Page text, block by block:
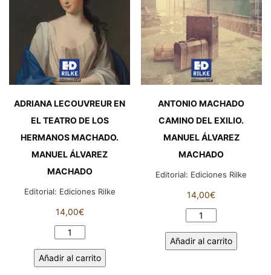
MANUEL
ÁLVAREZ
MACHADO
cantidad
ADRIANA LECOUVREUR EN
EL TEATRO DE LOS
HERMANOS MACHADO.
MANUEL ÁLVAREZ
MACHADO
Editorial: Ediciones Rilke
14,00€
ADRIANA
EN
Añadir al carrito
ANTONIO MACHADO
CAMINO DEL EXILIO.
MANUEL ÁLVAREZ
MACHADO
Editorial: Ediciones Rilke
14,00€
ANTONIO
CAMINO
Añadir al carrito